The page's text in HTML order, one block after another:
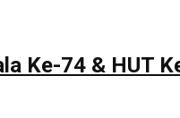
Ke-74 & HUT